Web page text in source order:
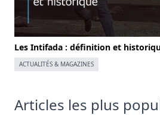
Les Intifada : définition et
ACTUALITÉS & MAGAZINES
Articles les plus